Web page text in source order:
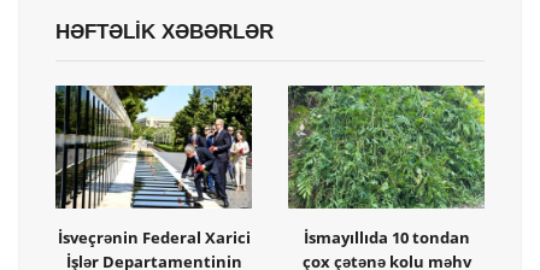
HƏFTƏLİK XƏBƏRLƏR
İsveçrənin Federal Xarici
İşlər Departamentinin
İsmayıllıda 10 tondan
çox çətənə kolu məhv